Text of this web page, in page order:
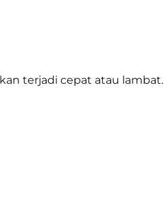
terjadi cepat atau lambat.